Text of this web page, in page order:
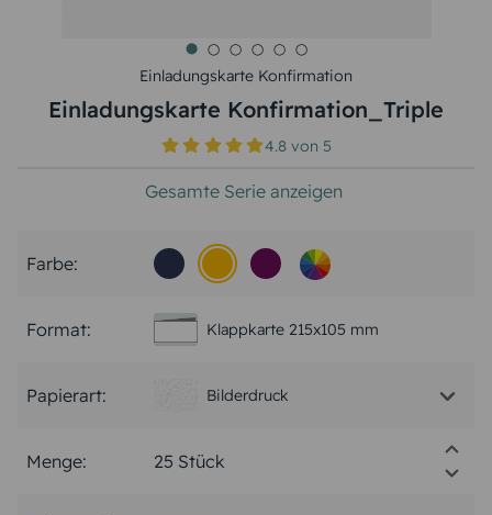
Einladungskarte Konfirmation
Einladungskarte Konfirmation_Triple
4.8 von5
Gesamte Serie anzeigen
Farbe:
Format: Klappkarte 215x105 mm
Papierart: Bilderdruck
Menge: